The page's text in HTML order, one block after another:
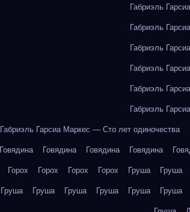
Габриэль
Габриэль
Габриэль
Габриэль
Габриэль
Габриэль
Габриэль Гарсиа Маркес — Сто лет одиночества
Говядина Говядина Говядина Говядина
Горох Горох Горох Горох Груша Груша
Груша Груша Груша Груша Груша Груша